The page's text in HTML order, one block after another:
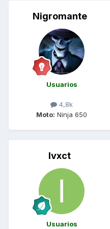
Nigromante
Usuarios
4,8k
Moto: Ninja 650
Ivxct
Usuarios